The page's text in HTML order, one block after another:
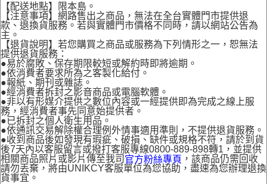
【配送地點】限本島。
【注意事項】網路售出之商品，無法在全台實體門市提供退
款、退換貨服務。若與實體門市價格不同時，請以網站公告為
主。
【退貨說明】若您購買之商品或服務為下列情形之一，恕無法
提供退貨服務：
●易於腐敗、保存期限較短或解約時即將逾期。
●依消費者要求所為之客製化給付。
●報紙、期刊或雜誌。
●經消費者拆封之影音商品或電腦軟體。
●非以有形媒介提供之數位內容或一經提供即為完成之線上服
務，經消費者事先同意始提供者。
●已拆封之個人衛生用品。
●依通訊交易解除權合理例外情事適用準則，不提供退貨服務。
●收到商品後如發現有瑕疵、破損、缺件或規格不符，請於到貨
後7天內以客服留言或撥打客服專線0800-889-898轉1，並提供
相關商品照片或影片傳至我司 官方粉絲專頁 ，該商品仍需回收
請勿丟棄，將由UNIKCY客服單位為您協助，盡速為您辦理退換
貨事宜。